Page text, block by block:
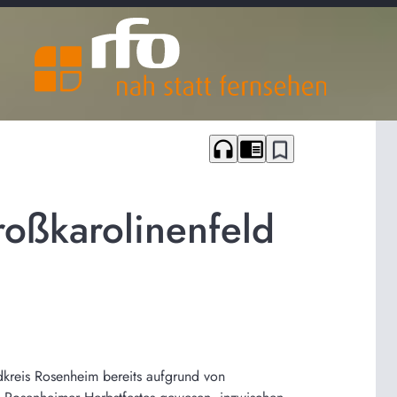
headphones chrome_reader_mode bookmark_border
Rosenheim bereits aufgrund von